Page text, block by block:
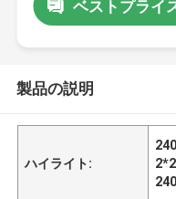
ベストプライ
製品の説明
ハイライト: